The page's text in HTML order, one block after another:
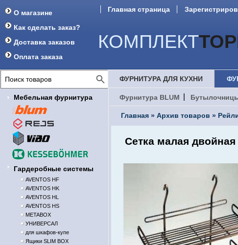
О магазине
Как сделать заказ?
Доставка заказов
Оплата заказа
Главная страница
КОМПЛЕКТ
Мебельная фурнитура
Гардеробные системы
AVENTOS HF
AVENTOS HK
AVENTOS HL
AVENTOS HS
METABOX
УНИВЕРСАЛ
для шкафов-купе
Ящики SLIM BOX
ФУРНИТУРА ДЛЯ КУХНИ
Фурнитура BLUM
Главная » Архив товаров »
Сетка малая двойная